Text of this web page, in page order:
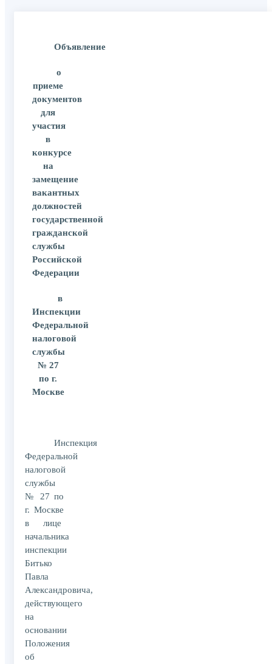
Объявление
о
приеме
документов
для
участия
в
конкурсе
на
замещение
вакантных
должностей
государственной
гражданской
службы
Российской
Федерации
в
Инспекции
Федеральной
налоговой
службы
№ 27
по г.
Москве
Инспекция
Федеральной
налоговой
службы
№ 27 по
г. Москве
в лице
начальника
инспекции
Битько
Павла
Александровича,
действующего
на
основании
Положения
об